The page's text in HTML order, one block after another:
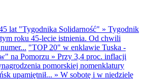
lat "Tygodnika Solidarność" » Tygodnik
roku 45-lecie istnienia. Od chwili
"TOP 20" w enklawie Tuska -
na Pomorzu » Przy 3,4 proc. inflacji
pomorskiej nomenklatury
upamiętnił... » W sobotę i w niedzielę